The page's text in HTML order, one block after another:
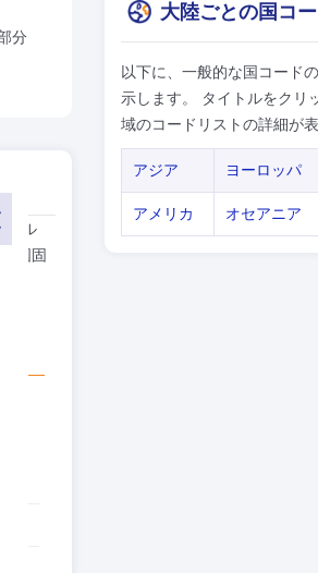
分
ヤル
国固
大陸ごとの国コ
以下に、一般的な国コード
示します。 タイトルをクリ
域のコードリストの詳細が表
アジア ヨーロッパ
アメリカ オセアニア